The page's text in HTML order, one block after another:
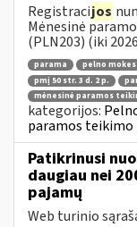
Registracijos
Mėnesinė
(PLN203) (iki
parama pelno
pmį 50 str. 3 d. 2 p.
mėnesinė paramos
kategorijos:
paramos teikimo
Patikrinusi
daugiau nei
pajamų
Web turinio